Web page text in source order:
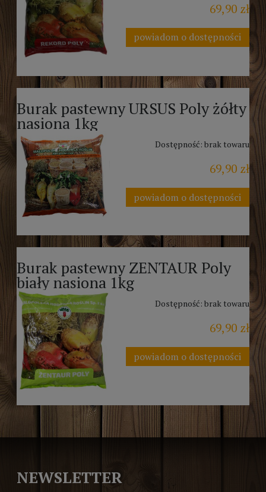
69,90 zł
powiadom o dostępności
Burak pastewny URSUS Poly żółty
nasiona 1kg
Dostępność: brak towaru
69,90 zł
powiadom o dostępności
Burak pastewny ZENTAUR Poly
biały nasiona 1kg
Dostępność: brak towaru
69,90 zł
powiadom o dostępności
NEWSLETTER